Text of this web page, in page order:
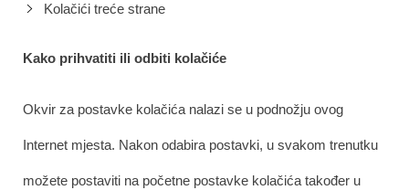
Kolačići treće strane
Kako prihvatiti ili odbiti kolačiće
Okvir za postavke kolačića nalazi se u podnožju ovog
Internet mjesta. Nakon odabira postavki, u svakom trenutku
možete postaviti na početne postavke kolačića također u